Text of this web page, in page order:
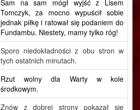
Sam na sam mógł wyjść z Lisem
Tomczyk, za mocno wypuścił sobie
jednak piłkę i ratował się podaniem do
Fundambu. Niestety, mamy tylko róg!
Sporo niedokładności z obu stron w
tych ostatnich minutach.
Rzut wolny dla Warty w kole
środkowym.
Znów z dobrej strony pokazał się